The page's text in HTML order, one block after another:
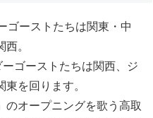
ゴーストたちは関東・中
。
ゴーストたちは関西、ジ
を回ります。
のオープニングを歌う高取